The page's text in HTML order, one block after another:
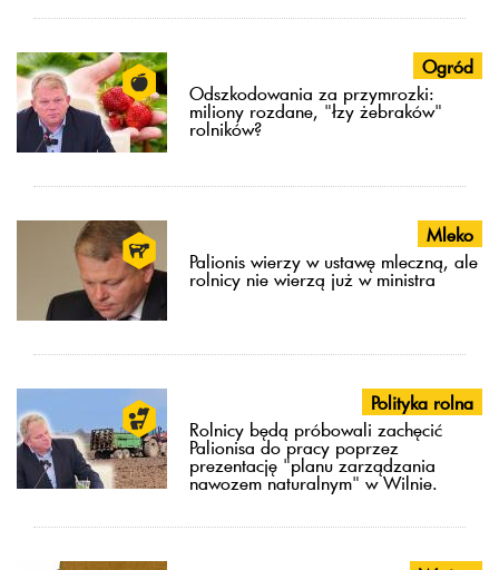
Ogród
Odszkodowania za przymrozki:
miliony rozdane, "łzy żebraków"
rolników?
Mleko
Palionis wierzy w ustawę mleczną, ale
rolnicy nie wierzą już w ministra
Polityka rolna
Rolnicy będą próbowali zachęcić
Palionisa do pracy poprzez
prezentację "planu zarządzania
nawozem naturalnym" w Wilnie.